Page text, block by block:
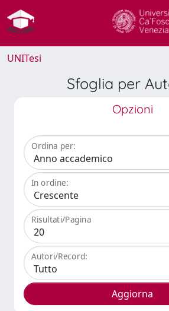
UNITesi
Sfoglia per
Opzioni
Ordina per:
In ordine:
Risultati/Pagina
Autori/Record: